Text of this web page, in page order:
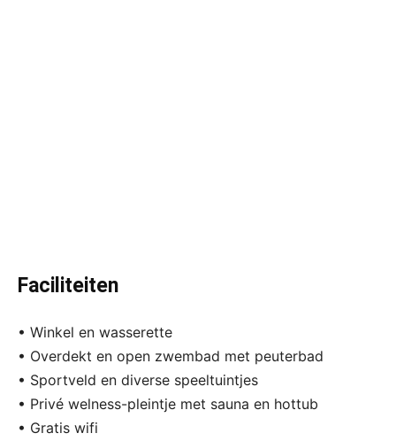
Faciliteiten
• Winkel en wasserette
• Overdekt en open zwembad met peuterbad
• Sportveld en diverse speeltuintjes
• Privé welness-pleintje met sauna en hottub
• Gratis wifi